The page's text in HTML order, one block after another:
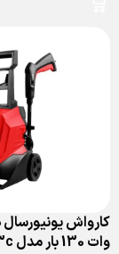
وات 130 بار مدل DX-9613c